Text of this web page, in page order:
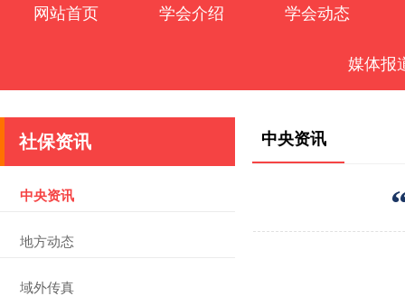
网站首页 学会介绍 学会动态
媒体报
社保资讯
中央资讯
地方动态
域外传真
中央资讯